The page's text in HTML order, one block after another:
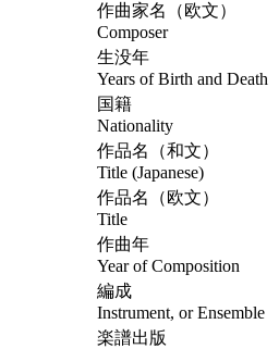
作曲家名（欧文）
Composer
生没年
Years of Birth and Death
国籍
Nationality
作品名（和文）
Title (Japanese)
作品名（欧文）
Title
作曲年
Year of Composition
編成
Instrument, or Ensemble
楽譜出版